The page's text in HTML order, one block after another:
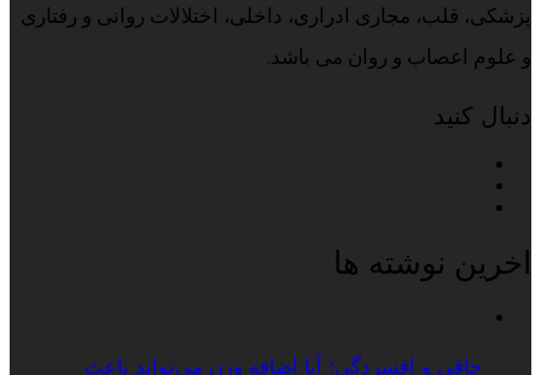
پزشکی، قلب، مجاری ادراری، داخلی، اختلالات روانی و رفتاری
و علوم اعصاب و روان می باشد.
دنبال کنید
اخرین نوشته ها
چاقی و افسردگی؛ آیا اضافه وزن می‌تواند باعث